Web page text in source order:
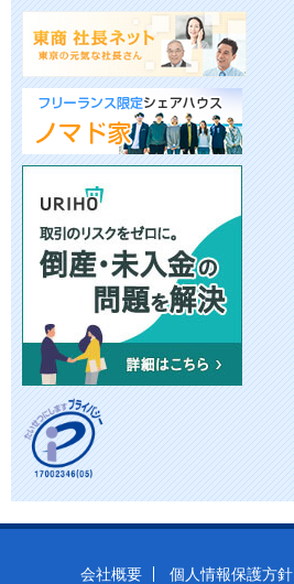
会社概要 個人情報保護方針